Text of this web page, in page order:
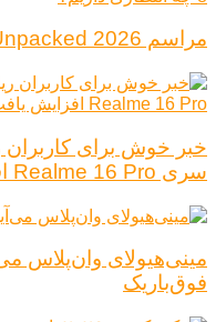
مراسم Galaxy Unpacked 2026
خبر خوش برای کاربران
سری Realme 16 Pro افزایش یافت
مینی‌هیولای وان‌پلاس
فوق‌باریک